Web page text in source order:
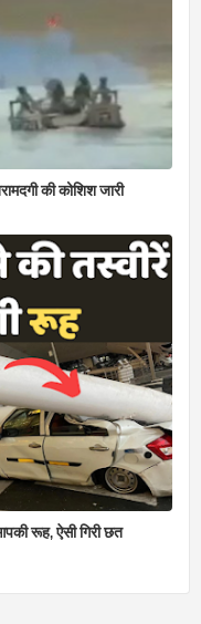
की कोशिश जारी
रूह, ऐसी गिरी छत